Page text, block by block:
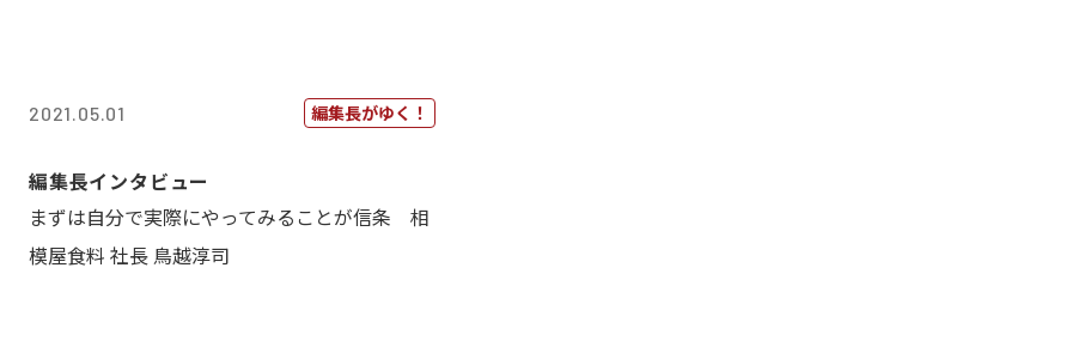
2021.05.01 編集長がゆく！
編集長インタビュー
まずは自分で実際にやってみることが信条 相
模屋食料 社長 鳥越淳司